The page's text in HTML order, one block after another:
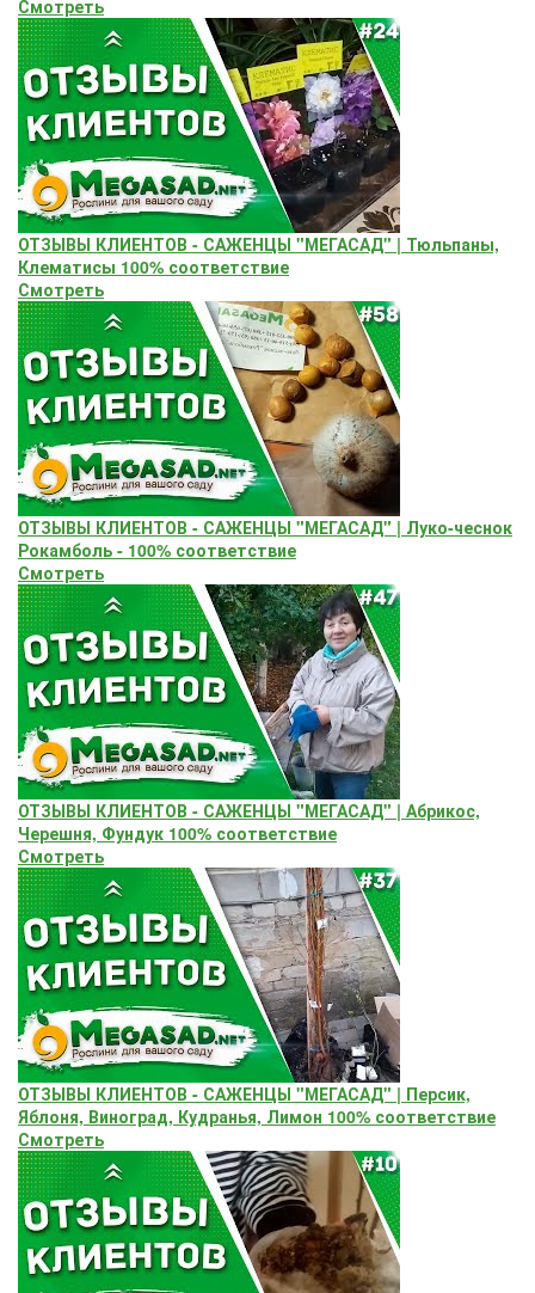
Смотреть
ОТЗЫВЫ КЛИЕНТОВ - САЖЕНЦЫ "МЕГАСАД" | Тюльпаны,
Клематисы 100% соответствие
Смотреть
ОТЗЫВЫ КЛИЕНТОВ - САЖЕНЦЫ "МЕГАСАД" | Луко-чеснок
Рокамболь - 100% соответствие
Смотреть
ОТЗЫВЫ КЛИЕНТОВ - САЖЕНЦЫ "МЕГАСАД" | Абрикос,
Черешня, Фундук 100% соответствие
Смотреть
ОТЗЫВЫ КЛИЕНТОВ - САЖЕНЦЫ "МЕГАСАД" | Персик,
Яблоня, Виноград, Кудранья, Лимон 100% соответствие
Смотреть